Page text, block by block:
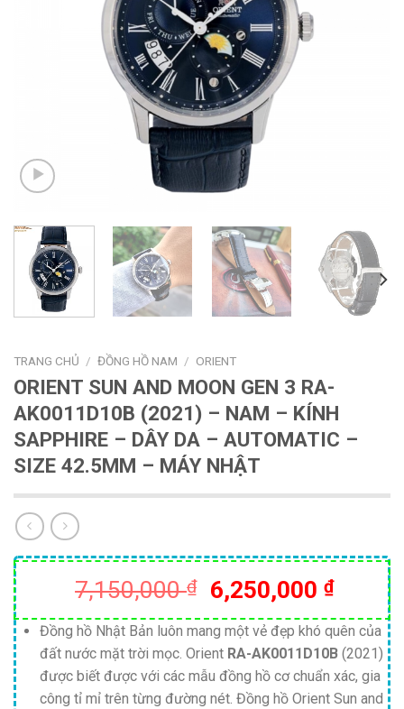
TRANG CHỦ / ĐỒNG HỒ NAM / ORIENT
ORIENT SUN AND MOON GEN 3 RA-
AK0011D10B (2021) – NAM – KÍNH
SAPPHIRE – DÂY DA – AUTOMATIC –
SIZE 42.5MM – MÁY NHẬT
7,150,000₫
Giá
gốc
là:
7,150,000 ₫.
6,250,000 ₫Giá
hiện
tại
là:
Đồng hồ Nhật Bản luôn mang một vẻ đẹp khó quên của
đất nước mặt trời mọc. Orient RA-AK0011D10B(2021)
được biết được với các mẫu đồng hồ cơ chuẩn xác, gia
công tỉ mỉ trên từng đường nét. Đồng hồ Orient Sun and